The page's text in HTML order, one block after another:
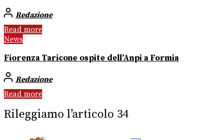
Redazione
Read more
News
Fiorenza Taricone ospite dell’Anpi a Formia
Redazione
Read more
Rileggiamo l’articolo 34